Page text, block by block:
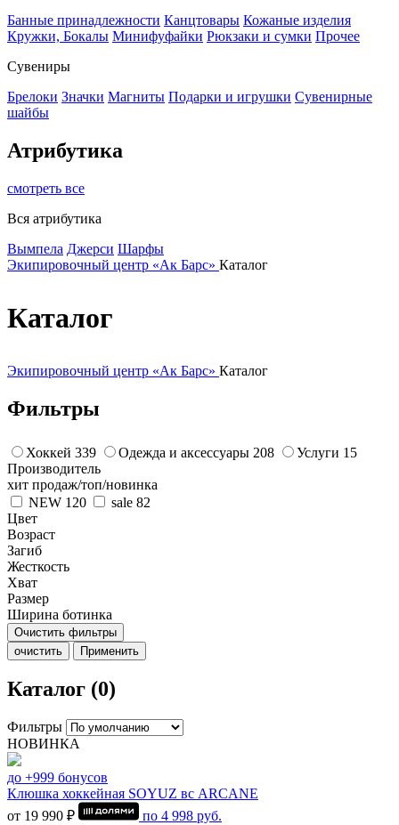
Банные принадлежности Канцтовары Кожаные изделия
Кружки, Бокалы Минифуфайки Рюкзаки и сумки Прочее
Сувениры
Брелоки Значки Магниты Подарки и игрушки Сувенирные
шайбы
Атрибутика
смотреть все
Вся атрибутика
Вымпела Джерси Шарфы
Экипировочный центр «Ак Барс» Каталог
Каталог
Экипировочный центр «Ак Барс» Каталог
Фильтры
Хоккей 339 Одежда и аксессуары 208 Услуги 15
Производитель
хит продаж/топ/новинка
NEW 120 sale 82
Цвет
Возраст
Загиб
Жесткость
Хват
Размер
Ширина ботинка
Очистить фильтры
очистить
Применить
Каталог (0)
Фильтры
НОВИНКА
до +999 бонусов
Клюшка хоккейная SOYUZ вс ARCANE
от 19 990 ₽
по 4 998 руб.